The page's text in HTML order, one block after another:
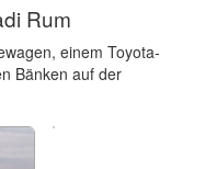
Rum
einem Toyota-
Bänken auf der